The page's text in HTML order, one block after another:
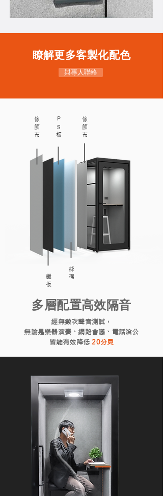
瞭解更多客製化配色
與專人聯絡
傢
飾
布
​P
S
​板
傢
飾
布
鐵
板
絲
棉
經無數次聲音測試，
無論是樂器演奏、網路會議、電話洽公
​皆能有效降低20分貝
多層配置高效隔音